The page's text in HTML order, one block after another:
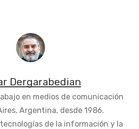
Dergarabedian
en medios de comunicación
Argentina, desde 1986.
de la información y la